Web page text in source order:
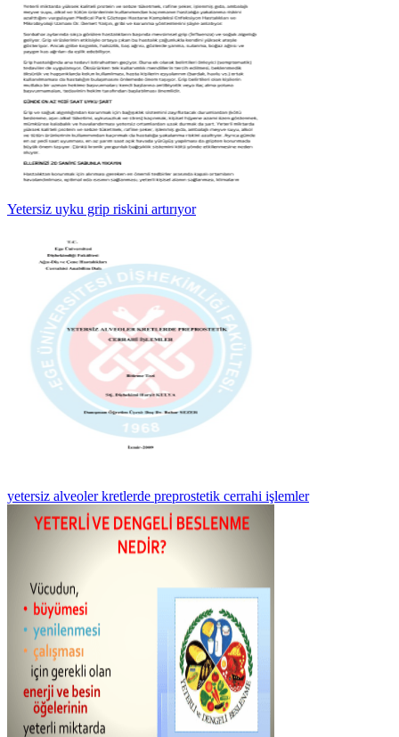
Yetersiz uyku grip riskini artırıyor
yetersiz alveoler kretlerde preprostetik cerrahi işlemler